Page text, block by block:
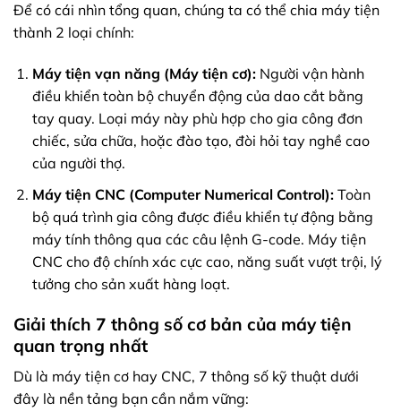
Để có cái nhìn tổng quan, chúng ta có thể chia máy tiện
thành 2 loại chính:
Máy tiện vạn năng (Máy tiện cơ):Người vận hành
điều khiển toàn bộ chuyển động của dao cắt bằng
tay quay. Loại máy này phù hợp cho gia công đơn
chiếc, sửa chữa, hoặc đào tạo, đòi hỏi tay nghề cao
của người thợ.
Máy tiện CNC (Computer Numerical Control):Toàn
bộ quá trình gia công được điều khiển tự động bằng
máy tính thông qua các câu lệnh G-code. Máy tiện
CNC cho độ chính xác cực cao, năng suất vượt trội, lý
tưởng cho sản xuất hàng loạt.
Giải thích 7 thông số cơ bản của máy tiện
quan trọng nhất
Dù là máy tiện cơ hay CNC, 7 thông số kỹ thuật dưới
đây là nền tảng bạn cần nắm vững: